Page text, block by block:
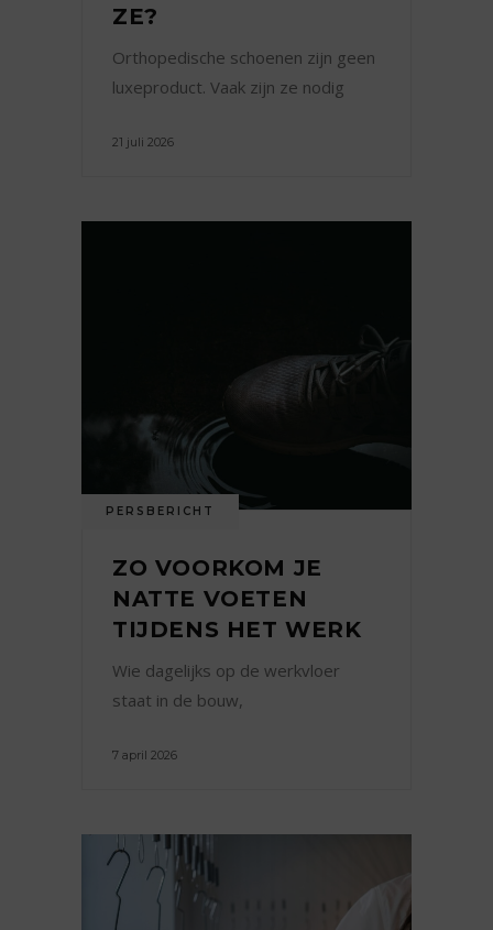
ZE?
Orthopedische schoenen zijn geen
luxeproduct. Vaak zijn ze nodig
21 juli 2026
PERSBERICHT
ZO VOORKOM JE
NATTE VOETEN
TIJDENS HET WERK
Wie dagelijks op de werkvloer
staat in de bouw,
7 april 2026